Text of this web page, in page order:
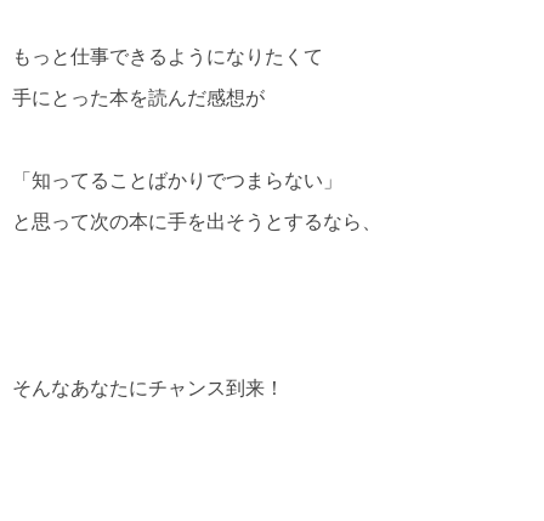
もっと仕事できるようになりたくて
手にとった本を読んだ感想が
「知ってることばかりでつまらない」
と思って次の本に手を出そうとするなら、
そんなあなたにチャンス到来！